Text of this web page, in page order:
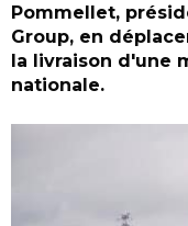
Pommellet,
Group, en
la livraison d'une
nationale.